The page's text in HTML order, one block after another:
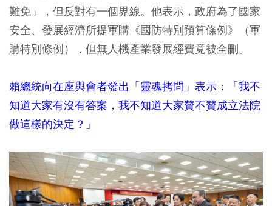
難免」，但反對有一個界線。他表示，政府為了國家
安全、發展經濟所提軍購《國防特別預算條例》（軍
購特別條例），但無人機產業發展經費竟被全刪。
賴總統向在座與會者發出「靈魂拷問」表示：「我不
知道大家有沒有答案，我不知道大家贊不贊成立法院
做這樣的決定？」